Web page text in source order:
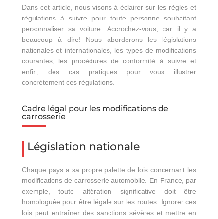
Dans cet article, nous visons à éclairer sur les règles et
régulations à suivre pour toute personne souhaitant
personnaliser sa voiture. Accrochez-vous, car il y a
beaucoup à dire! Nous aborderons les législations
nationales et internationales, les types de modifications
courantes, les procédures de conformité à suivre et
enfin, des cas pratiques pour vous illustrer
concrètement ces régulations.
Cadre légal pour les modifications de
carrosserie
Législation nationale
Chaque pays a sa propre palette de lois concernant les
modifications de carrosserie automobile. En France, par
exemple, toute altération significative doit être
homologuée pour être légale sur les routes. Ignorer ces
lois peut entraîner des sanctions sévères et mettre en